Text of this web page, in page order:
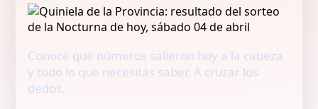
Conocé qué números salieron hoy a la cabeza
y todo lo que necesitás saber. A cruzar los
dedos.